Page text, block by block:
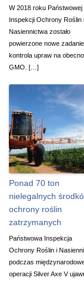
W 2018 roku Państwowej
Inspekcji Ochrony Roślin i
Nasiennictwa zostało
powierzone nowe
kontrola upraw na
GMO. […]
Ponad 70 ton
nielegalnych
ochrony roślin
zatrzymanych
Państwowa Inspekcja
Ochrony Roślin i
podczas
operacji Silver Axe V